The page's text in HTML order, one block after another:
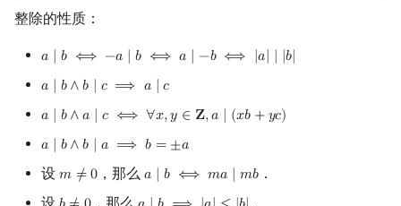
镜像站列表
致谢 CLion
Geany
Special Judge
Testlib
Polygon
pb_ds
编译优化
Java 速成
Java 进阶 堆排序
桶排序
前缀和 & 差分
二分
倍增
IDA*
回溯法
Dancing Links
状压 DP
数位 DP
插头 DP
Boyer–Moore 算法
Z 函数（扩展 KMP）
AC 自动机
算术基本定理
同余
同余类与剩余系
多项式多点求值|快速插值
多项式初等函数
常系数齐次线性递推
贝尔数
伯努利数
Entringer Number
线性基
线性映射
特征多项式
块状数据结构
单调栈
单调队列
红黑树
左偏红黑树
树分治
动态树分治
拓扑排序
最短路问题
生成树问题
扫描线
旋转卡壳
半平面交
有限状态自动机
计算理论基础
字节顺序
整除的性质：
𝑎 ∣ 𝑏 ⟺ −𝑎 ∣ 𝑏 ⟺ 𝑎 ∣ −𝑏 ⟺ |𝑎| ∣ |𝑏|
a b⟺−a b⟺a ∣−b⟺ a|∣| b|
𝑎 ∣ 𝑏∧𝑏 ∣ 𝑐 ⟹ 𝑎 ∣ 𝑐
a b∧b ∣c ⟹ a∣c
𝑎 ∣ 𝑏∧𝑎 ∣ 𝑐 ⟺ ∀𝑥,𝑦 ∈ 𝐙,𝑎 ∣ (𝑥𝑏 +𝑦𝑐)
a b∧a ∣c ⟺ ∀x,y ∈Z,a∣ xb+yc
𝑎 ∣ 𝑏∧𝑏 ∣ 𝑎 ⟹ 𝑏 = ±𝑎
a b∧b ∣a ⟹ b=±
设 𝑚 ≠ 0
m ≠0 ，那么𝑎 ∣ 𝑏 ⟺ 𝑚𝑎 ∣ 𝑚𝑏
a b⟺m a∣mb
．